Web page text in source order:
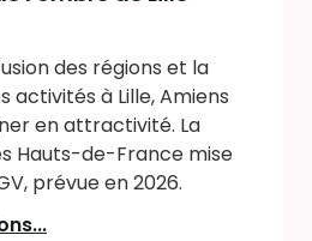
des régions et la
activités à Lille, Amiens
en attractivité. La
Hauts-de-France mise
prévue en 2026.